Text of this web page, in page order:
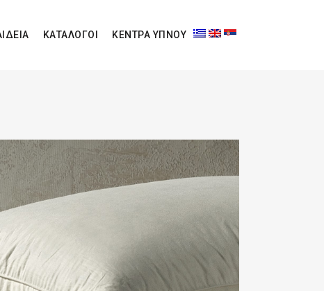
ΚΑΤΑΛΟΓΟΙ ΚΕΝΤΡΑ ΥΠΝΟΥ